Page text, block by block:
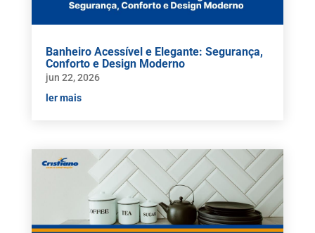
Banheiro Acessível e Elegante: Segurança,
Conforto e Design Moderno
jun 22, 2026
ler mais